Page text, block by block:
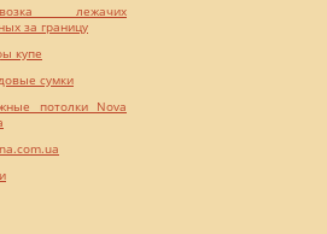
лежачих
за границу
купе
сумки
потолки Nova